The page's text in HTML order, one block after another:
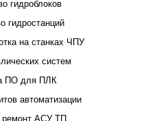
гидроблоков
гидростанций
на станках ЧПУ
систем
ПО для ПЛК
автоматизации
ремонт АСУ ТП